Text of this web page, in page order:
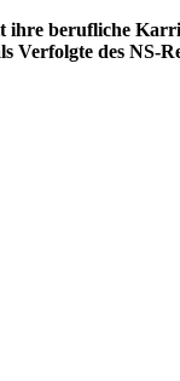
berufliche
Verfolgte des NS-